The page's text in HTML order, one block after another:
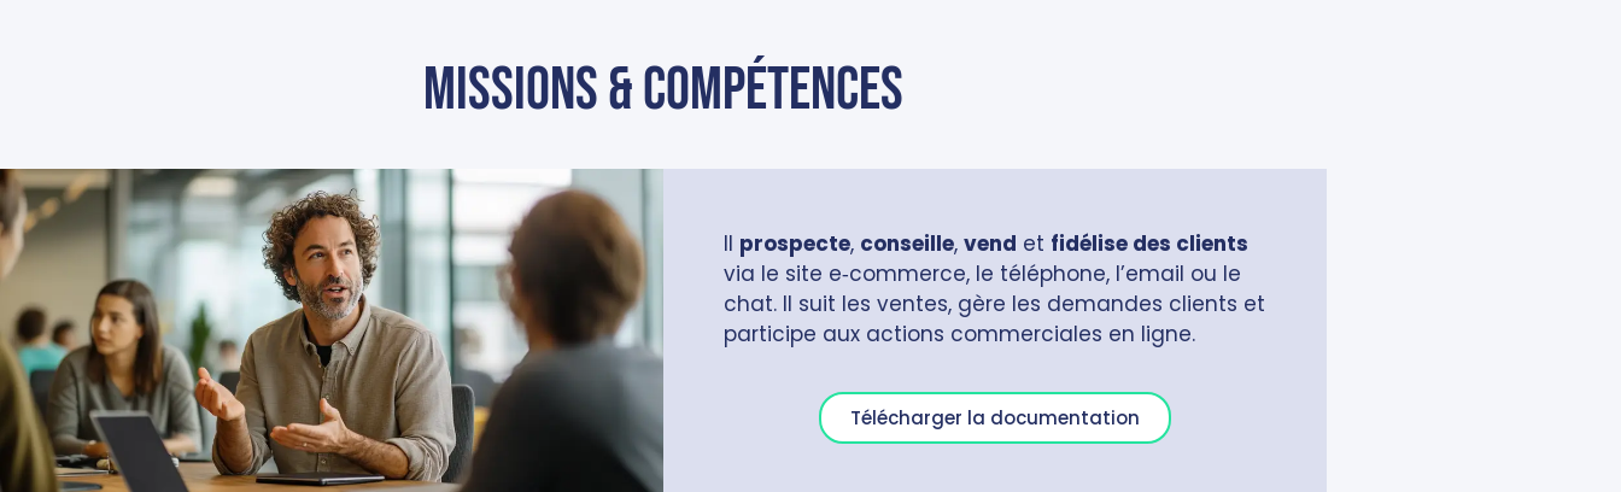
missions & compétences
Il prospecte, conseille, vend et fidélise des clients
via le site e‑commerce, le téléphone, l’email ou le
chat. Il suit les ventes, gère les demandes clients et
participe aux actions commerciales en ligne.
Télécharger la documentation